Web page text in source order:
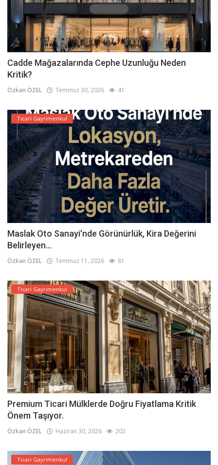
Cadde Mağazalarında Cephe Uzunluğu Neden
Kritik?
Özkan ÖZEL Temmuz 30, 2026 41
Ticari Gayrimenkul
Maslak Oto Sanayi'nde Görünürlük, Kira Değerini
Belirleyen...
Özkan ÖZEL Temmuz 11, 2026 81
Ticari Gayrimenkul
Premium Ticari Mülklerde Doğru Fiyatlama Kritik
Önem Taşıyor.
Özkan ÖZEL Haziran 30, 2026 202
Ticari Gayrimenkul